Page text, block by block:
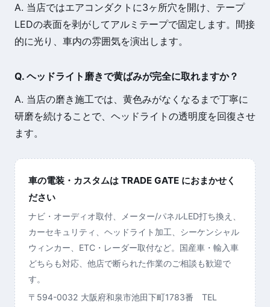
A. 当店ではエアコンダクトに3ヶ所穴を開け、テープ
LEDの表面を剥がしてアルミテープで固定します。間接
的に光り、車内の雰囲気を演出します。
Q. ヘッドライト磨きで黄ばみが完全に取れますか？
A. 当店の磨き施工では、黄色みがなくなるまで丁寧に
研磨を続けることで、ヘッドライトの透明度を回復させ
ます。
車の電装・カスタムは TRADE GATE におまかせく
ださい
ナビ・オーディオ取付、メーター/パネルLED打ち換え、
カーセキュリティ、ヘッドライト加工、シーケンシャル
ウィンカー、ETC・レーダー取付など。国産車・輸入車
どちらも対応、他店で断られた作業のご相談も歓迎で
す。
〒594-0032 大阪府和泉市池田下町1783番 TEL